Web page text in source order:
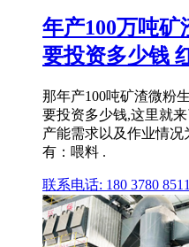
年产100万吨
要投资多少钱
那年产100吨矿渣微粉
要投资多少钱,这里就
产能需求以及作业情
有：喂料 .
联系电话: 180 3780 8511